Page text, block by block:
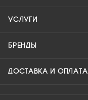
УСЛУГИ
БРЕНДЫ
ДОСТАВКА И ОПЛАТА